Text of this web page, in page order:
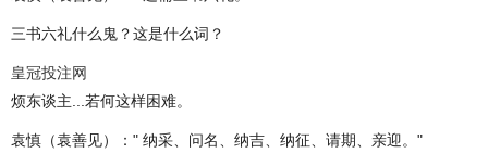
三书六礼什么鬼？这是什么词？
皇冠投注网
烦东谈主...若何这样困难。
袁慎（袁善见）：" 纳采、问名、纳吉、纳征、请期、亲迎。"